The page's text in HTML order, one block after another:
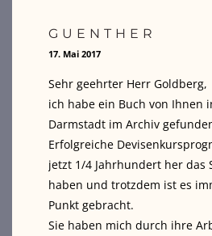
GUENTHER
17. Mai 2017
Sehr geehrter Herr Goldberg,
ich habe ein Buch von Ihnen
Darmstadt im Archiv
Erfolgreiche
jetzt 1/4 Jahrhundert her das
haben und trotzdem ist es
Punkt gebracht.
Sie haben mich durch ihre